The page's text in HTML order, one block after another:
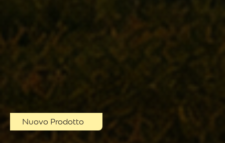
Nuovo Prodotto